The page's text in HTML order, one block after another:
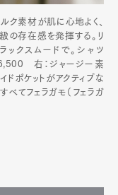
ク素材が肌に心地よく、
の存在感を発揮する。リ
ックスムードで。シャツ
右：ジャージー素
ドポケットがアクティブな
てフェラガモ（フェラガ